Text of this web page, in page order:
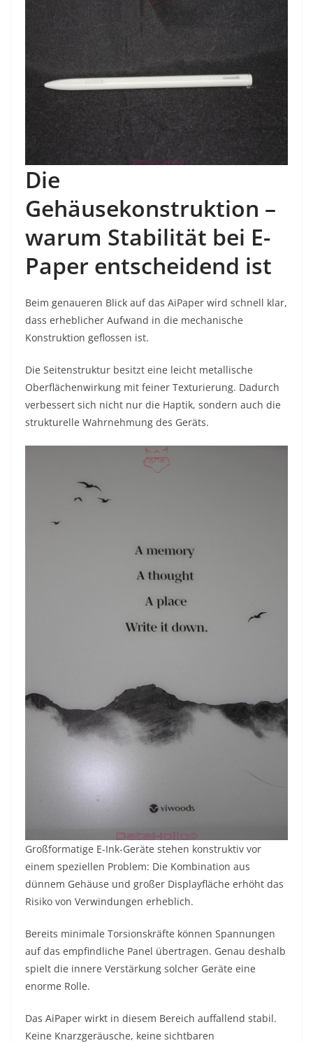
Die
Gehäusekonstruktion –
warum Stabilität bei E-
Paper entscheidend ist
Beim genaueren Blick auf das AiPaper wird schnell klar,
dass erheblicher Aufwand in die mechanische
Konstruktion geflossen ist.
Die Seitenstruktur besitzt eine leicht metallische
Oberflächenwirkung mit feiner Texturierung. Dadurch
verbessert sich nicht nur die Haptik, sondern auch die
strukturelle Wahrnehmung des Geräts.
Großformatige E-Ink-Geräte stehen konstruktiv vor
einem speziellen Problem: Die Kombination aus
dünnem Gehäuse und großer Displayfläche erhöht das
Risiko von Verwindungen erheblich.
Bereits minimale Torsionskräfte können Spannungen
auf das empfindliche Panel übertragen. Genau deshalb
spielt die innere Verstärkung solcher Geräte eine
enorme Rolle.
Das AiPaper wirkt in diesem Bereich auffallend stabil.
Keine Knarzgeräusche, keine sichtbaren